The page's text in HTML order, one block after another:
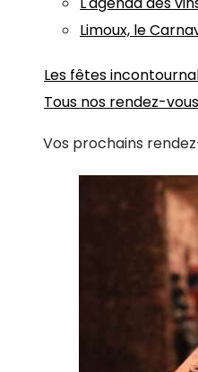
Limoux, le
Les fêtes
Tous nos rendez-vous
Vos prochains